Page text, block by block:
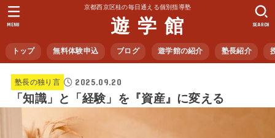
京都西京区桂の毎日通える個別指導塾
遊 学 館
トップ 無料体験申込 ブログ 遊学館の紹介 塾長紹介
SEARCH
MENU
塾長の独り言 2025.09.20
「知識」と「経験」を『資産』に変える